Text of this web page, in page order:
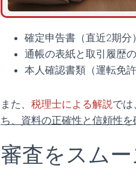
確定申告書（直近2期分）
通帳の表紙と取引履歴
本人確認書類（運転免許
また、 税理士による解説では
ち、資料の正確性と信頼性
審査をスム